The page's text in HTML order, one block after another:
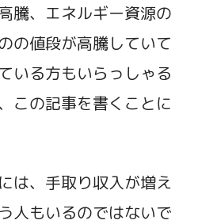
騰、エネルギー資源の
の値段が高騰していて
いる方もいらっしゃる
この記事を書くことに
は、手取り収入が増え
人もいるのではないで